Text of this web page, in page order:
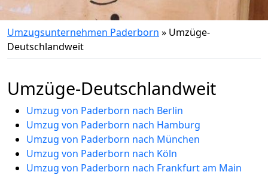
Umzugsunternehmen Paderborn » Umzüge-
Deutschlandweit
Umzüge-Deutschlandweit
Umzug von Paderborn nach Berlin
Umzug von Paderborn nach Hamburg
Umzug von Paderborn nach München
Umzug von Paderborn nach Köln
Umzug von Paderborn nach Frankfurt am Main